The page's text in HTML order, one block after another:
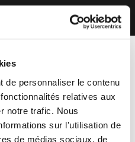
de personnaliser le contenu
relatives aux
notre trafic. Nous
sur l'utilisation de
de médias sociaux, de